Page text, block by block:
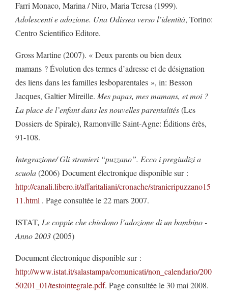
Farri Monaco, Marina / Niro, Maria Teresa (1999).
Adolescenti e adozione. Una Odissea verso l’identità, Torino:
Centro Scientifico Editore.
Gross Martine (2007). « Deux parents ou bien deux
mamans ? Évolution des termes d’adresse et de désignation
des liens dans les familles lesboparentales », in: Besson
Jacques, Galtier Mireille. Mes papas, mes mamans, et moi ?
La place de l’enfant dans les nouvelles parentalités(Les
Dossiers de Spirale), Ramonville Saint-Agne: Éditions érès,
91-108.
Integrazione/ Gli stranieri “puzzano”. Ecco i pregiudizi a
scuola(2006) Document électronique disponible sur :
http://canali.libero.it/affaritaliani/cronache/stranieripuzzano15
11.html . Page consultée le 22 mars 2007.
ISTAT, Le coppie che chiedono l’adozione di un bambino -
Anno 2003(2005)
Document électronique disponible sur :
http://www.istat.it/salastampa/comunicati/non_calendario/200
50201_01/testointegrale.pdf. Page consultée le 30 mai 2008.